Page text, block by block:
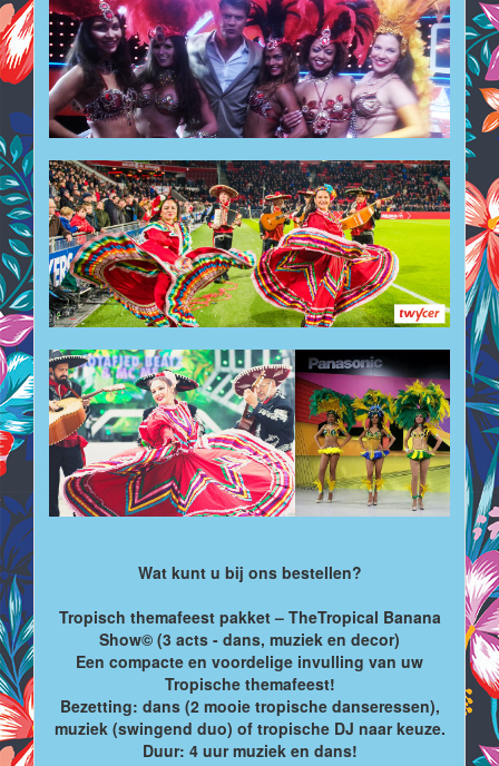
Wat kunt u bij ons bestellen?
Tropisch themafeest pakket – TheTropical Banana
Show© (3 acts - dans, muziek en decor)
Een compacte en voordelige invulling van uw
Tropische themafeest!
Bezetting: dans (2 mooie tropische danseressen),
muziek (swingend duo) of tropische DJ naar keuze.
Duur: 4 uur muziek en dans!